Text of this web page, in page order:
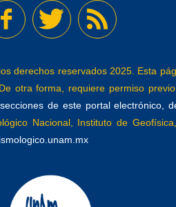
derechos reservados 2025. Esta
otra forma, requiere permiso
de este portal electrónico,
Nacional, Instituto de